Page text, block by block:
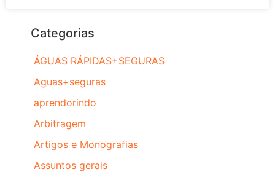
Categorias
ÁGUAS RÁPIDAS+SEGURAS
Aguas+seguras
aprendorindo
Arbitragem
Artigos e Monografias
Assuntos gerais